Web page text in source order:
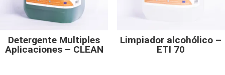
Detergente Multiples
Aplicaciones – CLEAN
Limpiador alcohólico –
ETI 70